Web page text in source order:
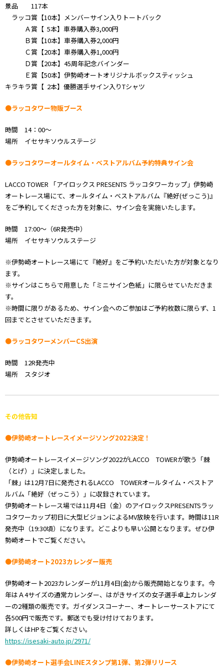
景品 117本
ラッコ賞【10本】メンバーサイン入りトートバック
Ａ賞【 5本】車券購入券3,000円
Ｂ賞【10本】車券購入券2,000円
Ｃ賞【20本】車券購入券1,000円
Ｄ賞【20本】45周年記念バインダー
Ｅ賞【50本】伊勢崎オートオリジナルボックスティッシュ
キラキラ賞【 2本】優勝選手サイン入りTシャツ
●ラッコタワー物販ブース
時間 14：00～
場所 イセサキソウルステージ
●ラッコタワーオールタイム・ベストアルバム予約特典サイン会
LACCO TOWER 「アイロックス PRESENTS ラッコタワーカップ」伊勢崎
オートレース場にて、オールタイム・ベストアルバム『絶好(ぜっこう)』
をご予約してくださった方を対象に、サイン会を実施いたします。
時間 17:00～（6R発売中）
場所 イセサキソウルステージ
※伊勢崎オートレース場にて『絶好』をご予約いただいた方が対象となり
ます。
※サインはこちらで用意した「ミニサイン色紙」に限らせていただきま
す。
※時間に限りがあるため、サイン会へのご参加はご予約枚数に限らず、1
回までとさせていただきます。
●ラッコタワーメンバーCS出演
時間 12R発売中
場所 スタジオ
その他告知
●伊勢崎オートレースイメージソング2022決定！
伊勢崎オートレースイメージソング2022がLACCO TOWERが歌う「棘
（とげ）」に決定しました。
「棘」は12月7日に発売されるLACCO TOWERオールタイム・ベストア
ルバム「絶好（ぜっこう）」に収録されています。
伊勢崎オートレース場では11月4日（金）のアイロックスPRESENTSラッ
コタワーカップ初日に大型ビジョンによるMV放映を行います。時間は11R
発売中（19:30頃）になります。どこよりも早い公開となります。ぜひ伊
勢崎オートでご覧ください。
●伊勢崎オート2023カレンダー販売
伊勢崎オート2023カレンダーが11月4日(金)から販売開始となります。今
年はＡ4サイズの通常カレンダー、はがきサイズの女子選手卓上カレンダ
ーの2種類の販売です。ガイダンスコーナー、オートレーサーストアにて
各500円で販売です。郵送でも受け付けております。
詳しくはHPをご覧ください。
https://isesaki-auto.jp/2971/
●伊勢崎オート選手会LINEスタンプ第1弾、第2弾リリース